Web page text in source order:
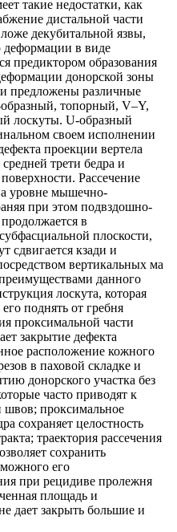
такие недостатки, как
дистальной части
декубитальной язвы,
деформации в виде
предиктором образования
донорской зоны
предложены различные
топорный, V–Y,
лоскуты. U-образный
своем исполнении
проекции вертела
трети бедра и
Рассечение
уровне мышечно-
при этом подвздошно-
в
плоскости,
сдвигается кзади и
вертикальных ма
данного
лоскута, которая
поднять от гребня
проксимальной части
закрытие дефекта
расположение кожного
в паховой складке и
донорского участка без
часто приводят к
швов; проксимальное
сохраняет целостность
траектория рассечения
сохранить
его
при рецидиве пролежня
площадь и
дает закрыть большие и